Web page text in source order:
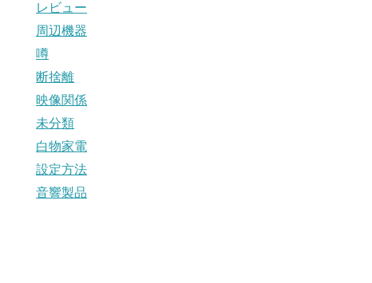
レビュー
周辺機器
噂
断捨離
映像関係
未分類
白物家電
設定方法
音響製品